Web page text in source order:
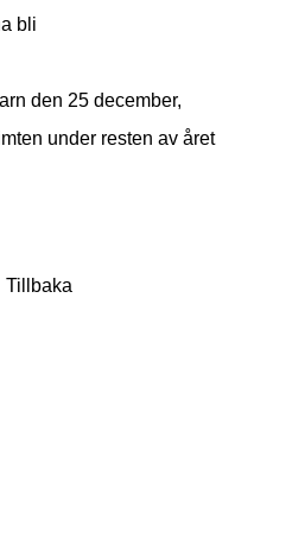
bli
den 25 december,
under resten av året
Tillbaka